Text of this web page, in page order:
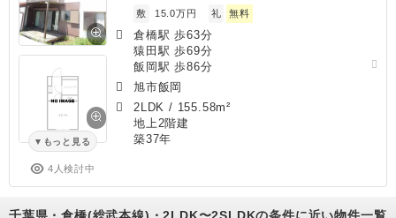
もっと見る
4人検討中
敷
15.0万円 礼 無料
倉橋駅 歩63分
猿田駅 歩69分
飯岡駅 歩86分
旭市飯岡
2LDK / 155.58m²
地上2階建
築37年